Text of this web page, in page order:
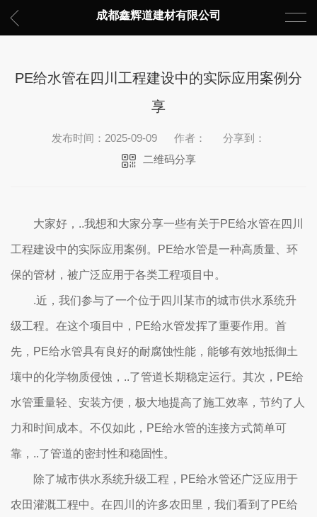
成都鑫辉道建材有限公司
PE给水管在四川工程建设中的实际应用案例分
享
发布时间：2025-09-09 作者：
分享到：
二维码分享
大家好，..我想和大家分享一些有关于PE给水管在四川
工程建设中的实际应用案例。PE给水管是一种高质量、环
保的管材，被广泛应用于各类工程项目中。
.近，我们参与了一个位于四川某市的城市供水系统升
级工程。在这个项目中，PE给水管发挥了重要作用。首
先，PE给水管具有良好的耐腐蚀性能，能够有效地抵御土
壤中的化学物质侵蚀，..了管道长期稳定运行。其次，PE给
水管重量轻、安装方便，极大地提高了施工效率，节约了人
力和时间成本。不仅如此，PE给水管的连接方式简单可
靠，..了管道的密封性和稳固性。
除了城市供水系统升级工程，PE给水管还广泛应用于
农田灌溉工程中。在四川的许多农田里，我们看到了PE给